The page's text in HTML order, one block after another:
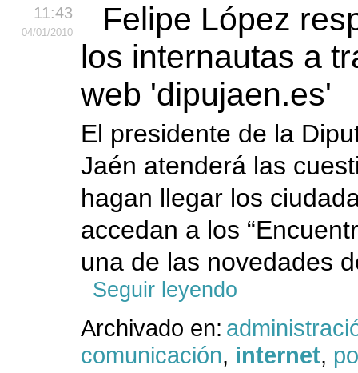
11:43
04/01/2010
Felipe López
los internautas a
web 'dipujaen.es'
El presidente de la
Jaén atenderá las
hagan llegar los
accedan a los
una de las novedades
Seguir leyendo
Archivado en:
comunicación, internet,